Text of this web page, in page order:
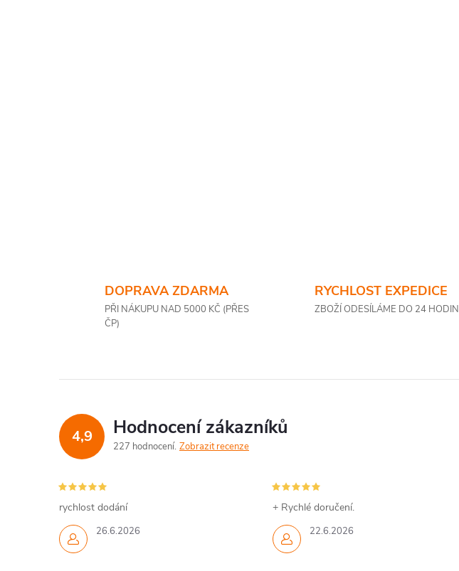
DOPRAVA ZDARMA
PŘI NÁKUPU NAD 5000 KČ (PŘES
ČP)
RYCHLOST EXPEDICE
ZBOŽÍ ODESÍLÁME DO 24 HODIN
4,9 Hodnocení zákazníků
227 hodnocení Zobrazit recenze
26.6.2026
rychlost dodání
22.6.2026
+ Rychlé doručení.